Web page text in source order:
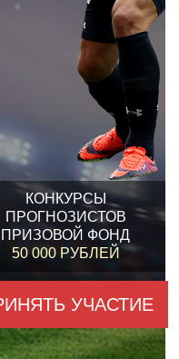
КОНКУРСЫ
ПРОГНОЗИСТОВ
ПРИЗОВОЙ ФОНД
50 000 РУБЛЕЙ
УЧАСТИЕ